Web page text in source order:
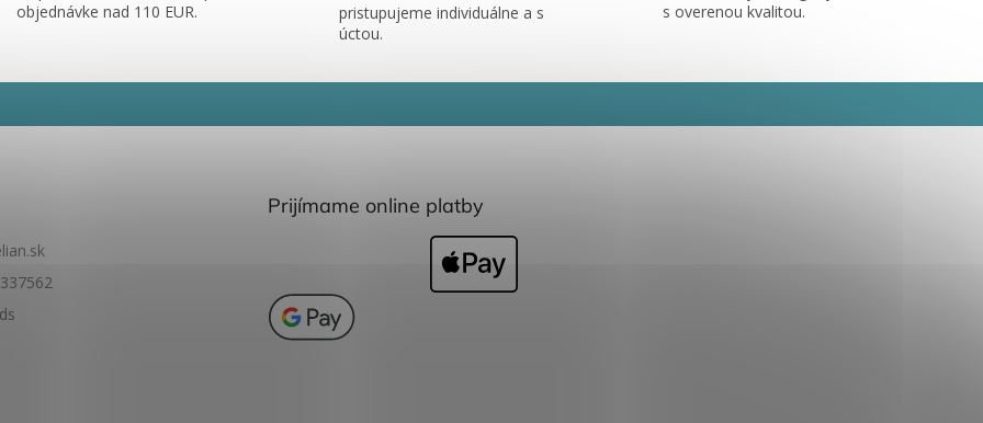
objednávke nad 110 EUR.
pristupujeme individuálne a s
úctou.
s overenou kvalitou.
Prijímame online platby